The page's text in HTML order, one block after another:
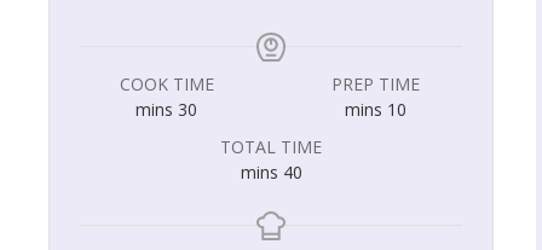
PREP TIME
10
mins
COOK TIME
30
mins
TOTAL TIME
40
mins